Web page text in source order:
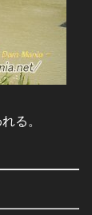
る。